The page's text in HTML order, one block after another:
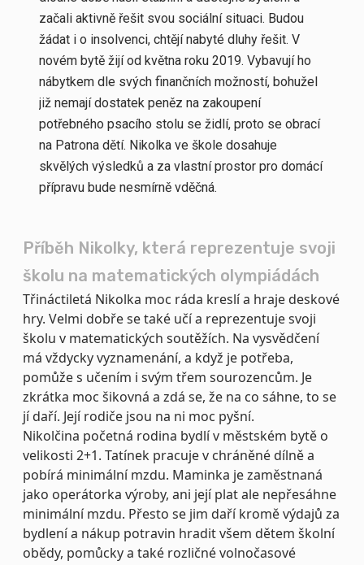
začali aktivně řešit svou sociální situaci. Budou
žádat i o insolvenci, chtějí nabyté dluhy řešit. V
novém bytě žijí od května roku 2019. Vybavují ho
nábytkem dle svých finančních možností, bohužel
již nemají dostatek peněz na zakoupení
potřebného psacího stolu se židlí, proto se obrací
na Patrona dětí. Nikolka ve škole dosahuje
skvělých výsledků a za vlastní prostor pro domácí
přípravu bude nesmírně vděčná.
Příběh Nikolky, která reprezentuje svoji
školu na matematických olympiádách
Třináctiletá Nikolka moc ráda kreslí a hraje deskové
hry. Velmi dobře se také učí a reprezentuje svoji
školu v matematických soutěžích. Na vysvědčení
má vždycky vyznamenání, a když je potřeba,
pomůže s učením i svým třem sourozencům. Je
zkrátka moc šikovná a zdá se, že na co sáhne, to se
jí daří. Její rodiče jsou na ni moc pyšní.
Nikolčina početná rodina bydlí v městském bytě o
velikosti 2+1. Tatínek pracuje v chráněné dílně a
pobírá minimální mzdu. Maminka je zaměstnaná
jako operátorka výroby, ani její plat ale nepřesáhne
minimální mzdu. Přesto se jim daří kromě výdajů za
bydlení a nákup potravin hradit všem dětem školní
obědy, pomůcky a také rozličné volnočasové